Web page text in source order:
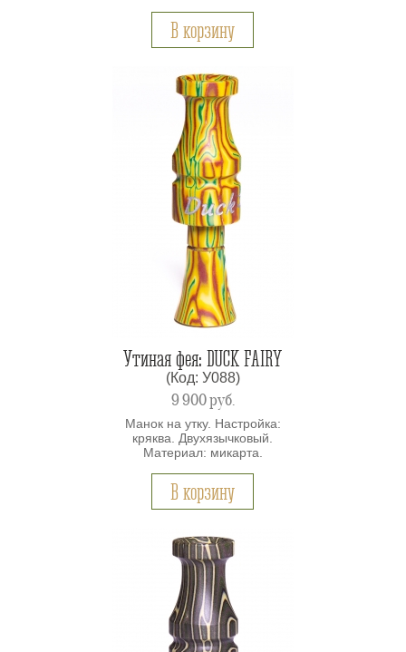
В корзину
Утиная фея: DUCK FAIRY
(Код: У088)
9 900руб.
Манок на утку. Настройка:
кряква. Двухязычковый.
Материал: микарта.
В корзину